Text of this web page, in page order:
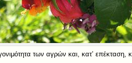
των αγρών και, κατ’